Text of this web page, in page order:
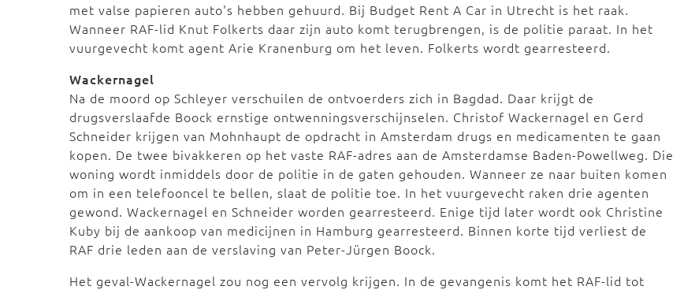
met valse papieren auto's hebben gehuurd. Bij Budget Rent A Car in Utrecht is het raak.
Wanneer RAF-lid Knut Folkerts daar zijn auto komt terugbrengen, is de politie paraat. In het
vuurgevecht komt agent Arie Kranenburg om het leven. Folkerts wordt gearresteerd.
Wackernagel
Na de moord op Schleyer verschuilen de ontvoerders zich in Bagdad. Daar krijgt de
drugsverslaafde Boock ernstige ontwenningsverschijnselen. Christof Wackernagel en Gerd
Schneider krijgen van Mohnhaupt de opdracht in Amsterdam drugs en medicamenten te gaan
kopen. De twee bivakkeren op het vaste RAF-adres aan de Amsterdamse Baden-Powellweg. Die
woning wordt inmiddels door de politie in de gaten gehouden. Wanneer ze naar buiten komen
om in een telefooncel te bellen, slaat de politie toe. In het vuurgevecht raken drie agenten
gewond. Wackernagel en Schneider worden gearresteerd. Enige tijd later wordt ook Christine
Kuby bij de aankoop van medicijnen in Hamburg gearresteerd. Binnen korte tijd verliest de
RAF drie leden aan de verslaving van Peter-Jürgen Boock.
Het geval-Wackernagel zou nog een vervolg krijgen. In de gevangenis komt het RAF-lid tot